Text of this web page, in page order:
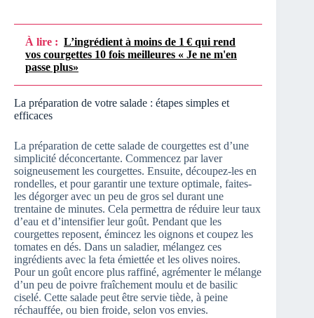
À lire : L’ingrédient à moins de 1 € qui rend
vos courgettes 10 fois meilleures « Je ne m'en
passe plus»
La préparation de votre salade : étapes simples et
efficaces
La préparation de cette salade de courgettes est d’une
simplicité déconcertante. Commencez par laver
soigneusement les courgettes. Ensuite, découpez-les en
rondelles, et pour garantir une texture optimale, faites-
les dégorger avec un peu de gros sel durant une
trentaine de minutes. Cela permettra de réduire leur taux
d’eau et d’intensifier leur goût. Pendant que les
courgettes reposent, émincez les oignons et coupez les
tomates en dés. Dans un saladier, mélangez ces
ingrédients avec la feta émiettée et les olives noires.
Pour un goût encore plus raffiné, agrémenter le mélange
d’un peu de poivre fraîchement moulu et de basilic
ciselé. Cette salade peut être servie tiède, à peine
réchauffée, ou bien froide, selon vos envies.